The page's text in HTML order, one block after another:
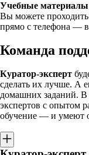
Учебные материалы
Вы можете
прямо с телефона —
Команда
Куратор-эксперт
сделать их лучше. А
домашних заданий.
экспертов с опытом
обучение — и умеют